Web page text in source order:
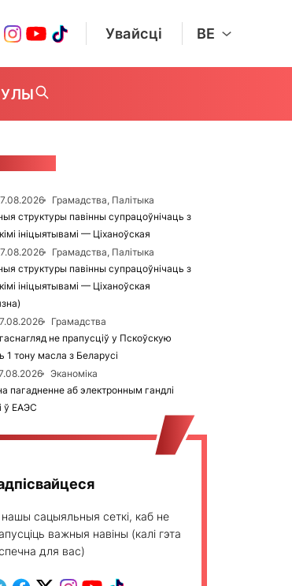
Увайсці BE
Грамадства, Палітыка
структуры павінны супрацоўнічаць з
ініцыятывамі — Ціханоўская
Грамадства, Палітыка
структуры павінны супрацоўнічаць з
ініцыятывамі — Ціханоўская
Грамадства
не прапусціў у Пскоўскую
1 тону масла з Беларусі
Эканоміка
пагадненне аб электронным гандлі
ў ЕАЭС
нашы сацыяльныя сеткі, каб не
важныя навіны (калі гэта
для вас)